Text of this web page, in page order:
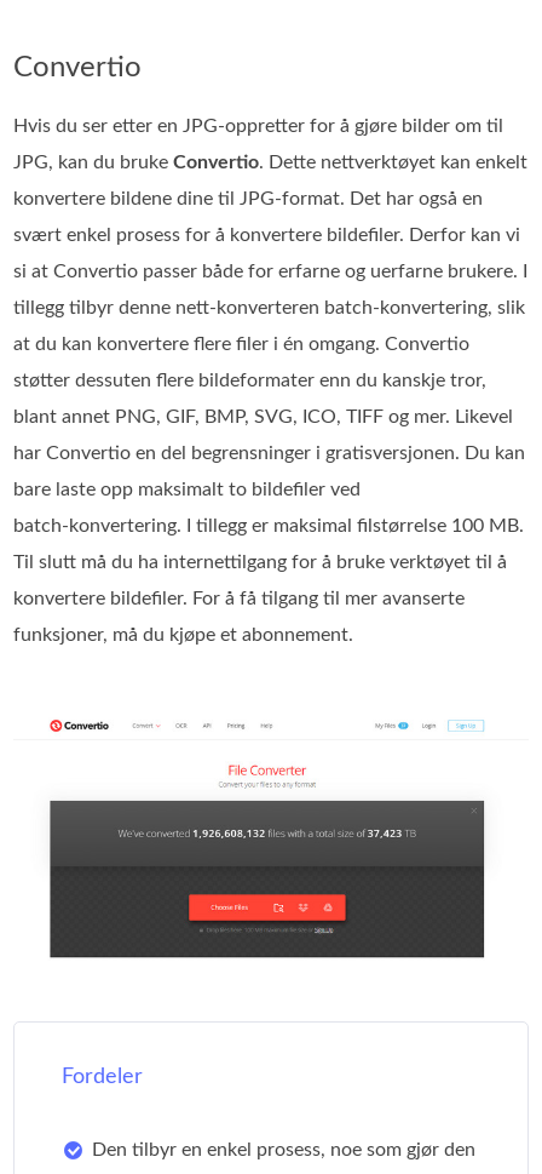
Convertio
Hvis du ser etter en JPG‑oppretter for å gjøre bilder om til
JPG, kan du brukeConvertio. Dette nettverktøyet kan enkelt
konvertere bildene dine til JPG-format. Det har også en
svært enkel prosess for å konvertere bildefiler. Derfor kan vi
si at Convertio passer både for erfarne og uerfarne brukere. I
tillegg tilbyr denne nett‑konverteren batch‑konvertering, slik
at du kan konvertere flere filer i én omgang. Convertio
støtter dessuten flere bildeformater enn du kanskje tror,
blant annet PNG, GIF, BMP, SVG, ICO, TIFF og mer. Likevel
har Convertio en del begrensninger i gratisversjonen. Du kan
bare laste opp maksimalt to bildefiler ved
batch‑konvertering. I tillegg er maksimal filstørrelse 100 MB.
Til slutt må du ha internettilgang for å bruke verktøyet til å
konvertere bildefiler. For å få tilgang til mer avanserte
funksjoner, må du kjøpe et abonnement.
Fordeler
Den tilbyr en enkel prosess, noe som gjør den